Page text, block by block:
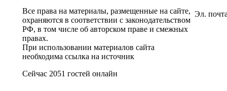
Все права на материалы, размещенные на сайте,
охраняются в соответствии с законодательством
РФ, в том числе об авторском праве и смежных
правах.
При использовании материалов сайта
необходима ссылка на источник
Сейчас 2051 гостей онлайн
Эл.